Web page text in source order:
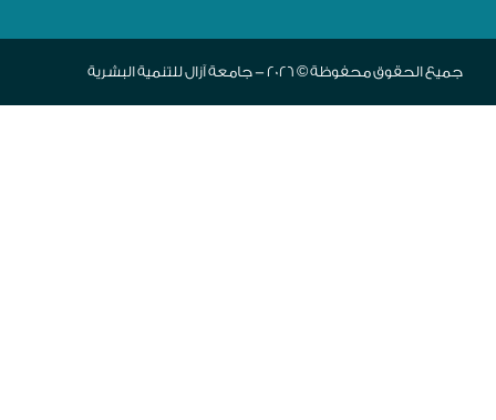
جميع الحقوق محفوظة © 2026 - جامعة آزال للتنمية البشرية